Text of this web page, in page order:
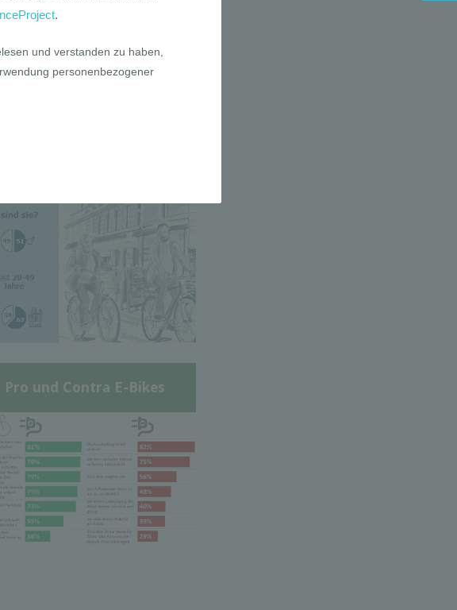
Pro und Contra E-Bikes